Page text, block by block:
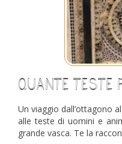
Quante teste
Un viaggio dall’ottagono
alle teste di uomini e
grande vasca. Te la